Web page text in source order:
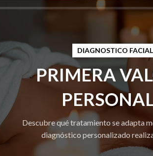
DIAGNOSTICO
PRIMERA
Descubre qué tratamiento se adapta
diagnóstico personalizado
DIETETICA
DIETAS